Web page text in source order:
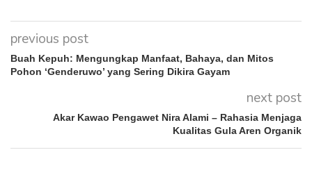
previous post
Buah Kepuh: Mengungkap Manfaat, Bahaya, dan Mitos
Pohon ‘Genderuwo’ yang Sering Dikira Gayam
next post
Akar Kawao Pengawet Nira Alami – Rahasia Menjaga
Kualitas Gula Aren Organik